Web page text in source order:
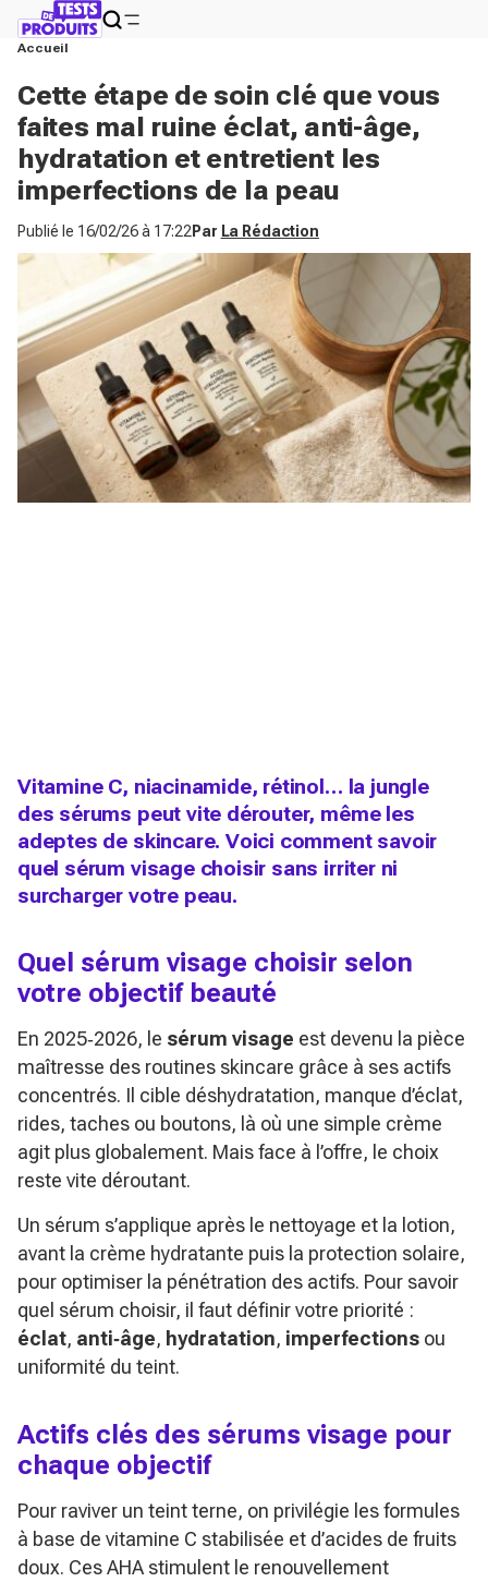
Accueil
Cette étape de soin clé que vous
faites mal ruine éclat, anti-âge,
hydratation et entretient les
imperfections de la peau
Publié le 16/02/26 à 17:22 Par La Rédaction
Vitamine C, niacinamide, rétinol… la jungle
des sérums peut vite dérouter, même les
adeptes de skincare. Voici comment savoir
quel sérum visage choisir sans irriter ni
surcharger votre peau.
Quel sérum visage choisir selon
votre objectif beauté
En 2025‑2026, le sérum visage est devenu la pièce
maîtresse des routines skincare grâce à ses actifs
concentrés. Il cible déshydratation, manque d’éclat,
rides, taches ou boutons, là où une simple crème
agit plus globalement. Mais face à l’offre, le choix
reste vite déroutant.
Un sérum s’applique après le nettoyage et la lotion,
avant la crème hydratante puis la protection solaire,
pour optimiser la pénétration des actifs. Pour savoir
quel sérum choisir, il faut définir votre priorité :
éclat, anti‑âge, hydratation, imperfections ou
uniformité du teint.
Actifs clés des sérums visage pour
chaque objectif
Pour raviver un teint terne, on privilégie les formules
à base de vitamine C stabilisée et d’acides de fruits
doux. Ces AHA stimulent le renouvellement